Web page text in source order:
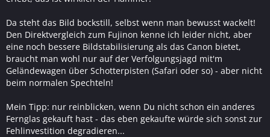
Da steht das Bild bockstill, selbst wenn man bewusst wackelt!
Den Direktvergleich zum Fujinon kenne ich leider nicht, aber
eine noch bessere Bildstabilisierung als das Canon bietet,
braucht man wohl nur auf der Verfolgungsjagd mit'm
Geländewagen über Schotterpisten (Safari oder so) - aber nicht
beim normalen Spechteln!
Mein Tipp: nur reinblicken, wenn Du nicht schon ein anderes
Fernglas gekauft hast - das eben gekaufte würde sich sonst zur
Fehlinvestition degradieren...